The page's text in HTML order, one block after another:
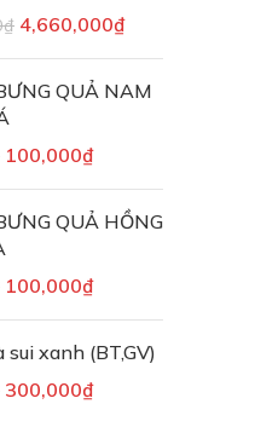
₫ 4,660,000₫
QUẢ NAM
100,000₫
QUẢ HỒNG
100,000₫
sui xanh (BT,GV)
300,000₫